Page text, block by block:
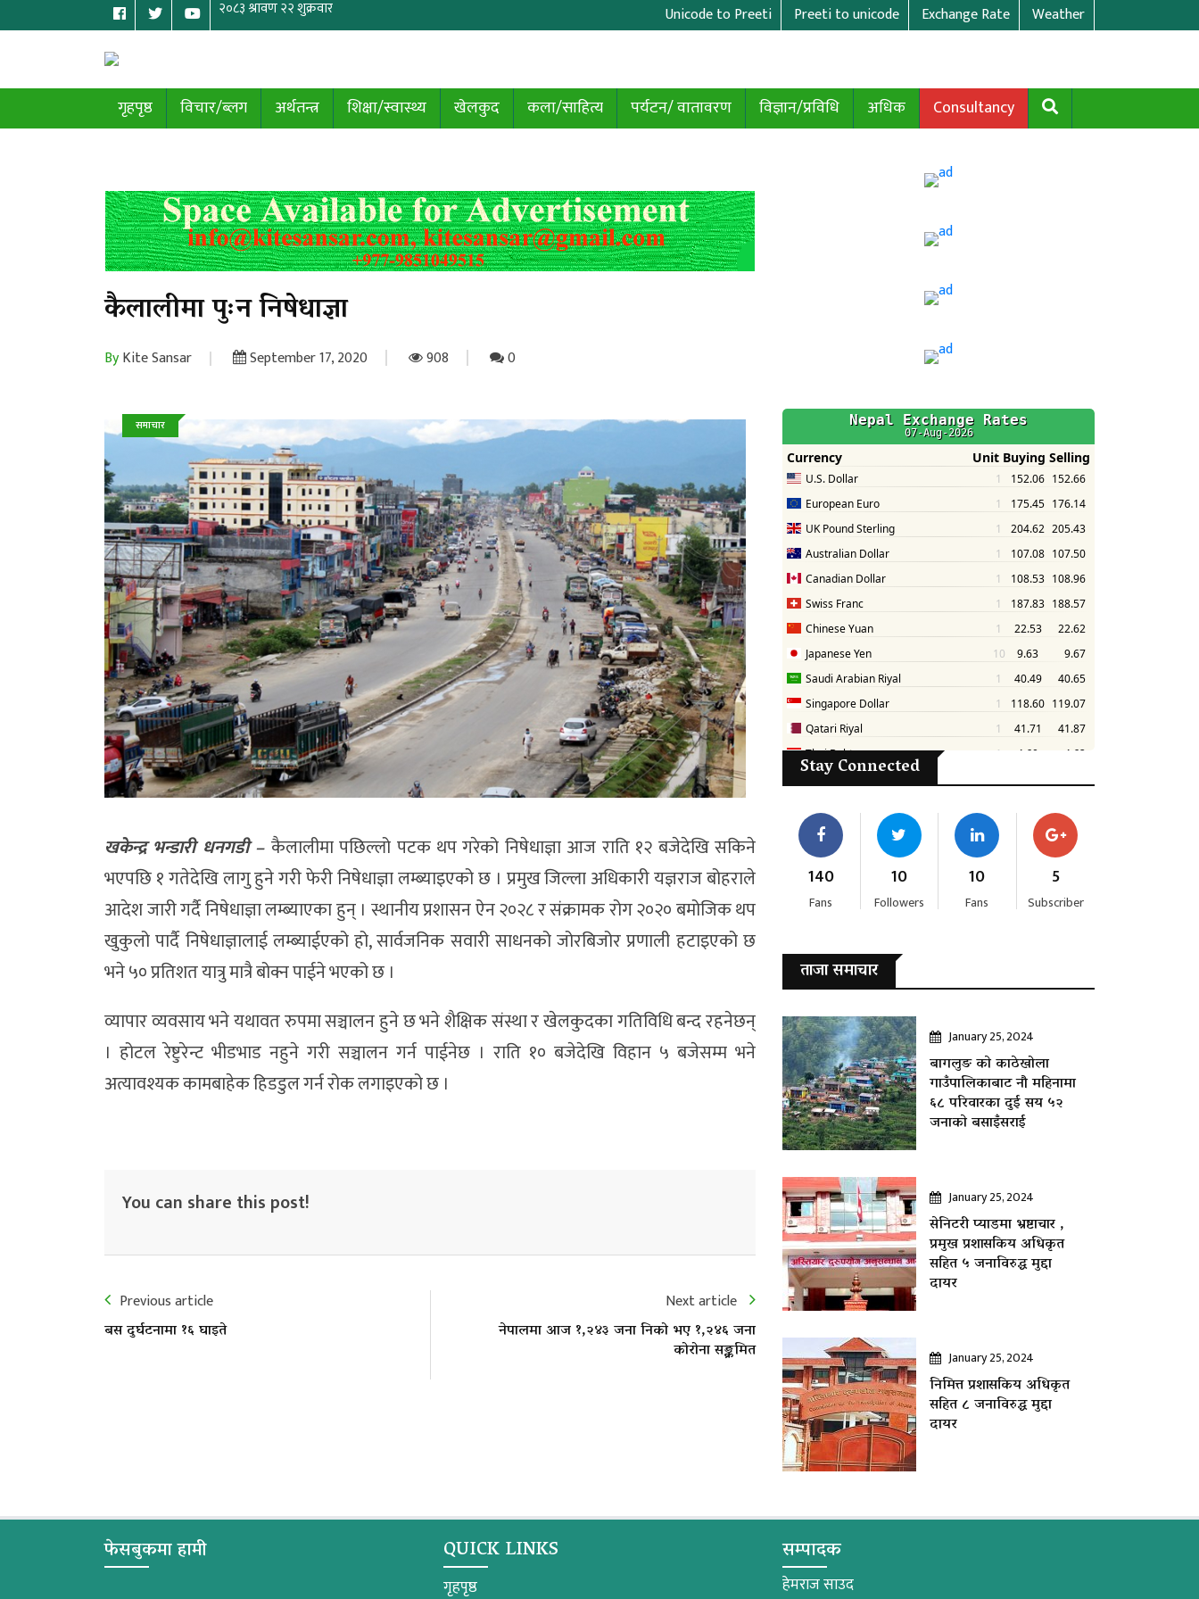
Unicode to Preeti Preeti to unicode Exchange Rate Weather
गृहपृष्ठ विचार/ब्लग अर्थतन्त्र शिक्षा/स्वास्थ्य खेलकुद कला/साहित्य पर्यटन/ वातावरण विज्ञान/प्रविधि अधिक Consultancy
कैलालीमा पुःन निषेधाज्ञा
ByKite Sansar September 17, 2020 908 0
समाचार
खकेन्द्र भन्डारी धनगडी – कैलालीमा पछिल्लो पटक थप गरेको निषेधाज्ञा आज राति १२ बजेदेखि सकिने
भएपछि १ गतेदेखि लागु हुने गरी फेरी निषेधाज्ञा लम्ब्याइएको छ । प्रमुख जिल्ला अधिकारी यज्ञराज बोहराले
आदेश जारी गर्दै निषेधाज्ञा लम्ब्याएका हुन् । स्थानीय प्रशासन ऐन २०२८ र संक्रामक रोग २०२० बमोजिक थप
खुकुलो पार्दै निषेधाज्ञालाई लम्ब्याईएको हो, सार्वजनिक सवारी साधनको जोरबिजोर प्रणाली हटाइएको छ
भने ५० प्रतिशत यात्रु मात्रै बोक्न पाईने भएको छ ।
व्यापार व्यवसाय भने यथावत रुपमा सञ्चालन हुने छ भने शैक्षिक संस्था र खेलकुदका गतिविधि बन्द रहनेछन्
। होटल रेष्टुरेन्ट भीडभाड नहुने गरी सञ्चालन गर्न पाईनेछ । राति १० बजेदेखि विहान ५ बजेसम्म भने
अत्यावश्यक कामबाहेक हिडडुल गर्न रोक लगाइएको छ ।
You can share this post!
Previous article
बस दुर्घटनामा १६ घाइते
Next article
नेपालमा आज १,२४३ जना निको भए १,२४६ जना
कोरोना सङ्क्रमित
Stay Connected
140
Fans
10
Followers
10
Fans
5
Subscriber
ताजा समाचार
January 25, 2024
बागलुङ काे काठेखोला
गाउँपालिकाबाट नौ महिनामा
६८ परिवारका दुई सय ५२
जनाकाे बसाइँसराई
January 25, 2024
सेनिटरी प्याडमा भ्रष्टाचार ,
प्रमुख प्रशासकिय अधिकृत
सहित ५ जनाविरुद्ध मुद्दा
दायर
January 25, 2024
निमित्त प्रशासकिय अधिकृत
सहित ८ जनाविरुद्ध मुद्दा
दायर
फेसबुकमा हामी QUICK LINKS
गृहपृष्ठ
सम्पादक
हेमराज साउद